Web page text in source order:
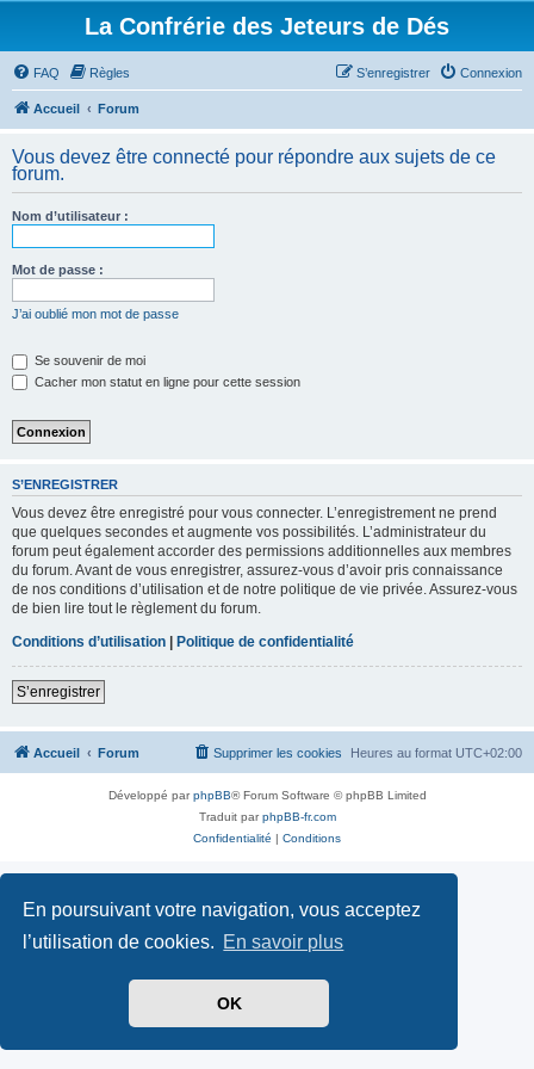
En poursuivant votre navigation, vous acceptez
l’utilisation de cookies. En savoir plus
OK
La Confrérie des Jeteurs de Dés
FAQ Règles Connexion
S’enregistrer
Accueil Forum
Vous devez être connecté pour répondre aux sujets de ce
forum.
Nom d’utilisateur :
Mot de passe :
J’ai oublié mon mot de passe
Se souvenir de moi
Cacher mon statut en ligne pour cette session
S’ENREGISTRER
Vous devez être enregistré pour vous connecter. L’enregistrement ne prend
que quelques secondes et augmente vos possibilités. L’administrateur du
forum peut également accorder des permissions additionnelles aux membres
du forum. Avant de vous enregistrer, assurez-vous d’avoir pris connaissance
de nos conditions d’utilisation et de notre politique de vie privée. Assurez-vous
de bien lire tout le règlement du forum.
Conditions d’utilisation | Politique de confidentialité
S’enregistrer
Accueil Forum Heures au format UTC+02:00
Supprimer les cookies
Développé parphpBB® Forum Software © phpBB Limited
Traduit parphpBB-fr.com
Confidentialité | Conditions